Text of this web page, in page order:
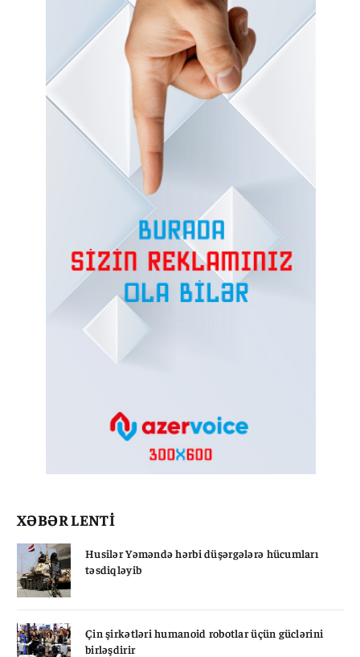
XƏBƏR LENTİ
Husilər Yəməndə hərbi düşərgələrə hücumları
təsdiqləyib
Çin şirkətləri humanoid robotlar üçün güclərini
birləşdirir